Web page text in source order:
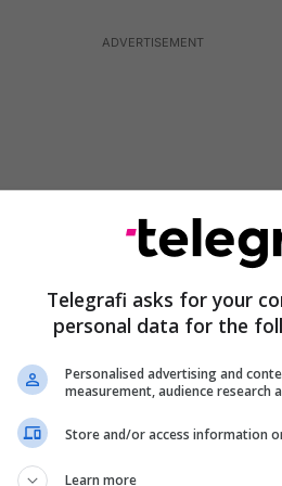
sipas deputetes së LDK-
për qytetarët.
ta imagjinoni? A mund ta
Telegrafi asks for your
personal data for the
Personalised advertising and
measurement, audience research
Store and/or access information
Learn more